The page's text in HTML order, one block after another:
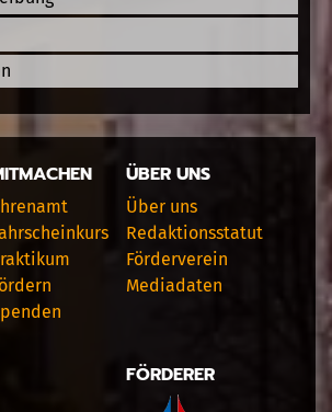
ÜBER UNS
Über uns
Redaktionsstatut
Förderverein
Mediadaten
FÖRDERER